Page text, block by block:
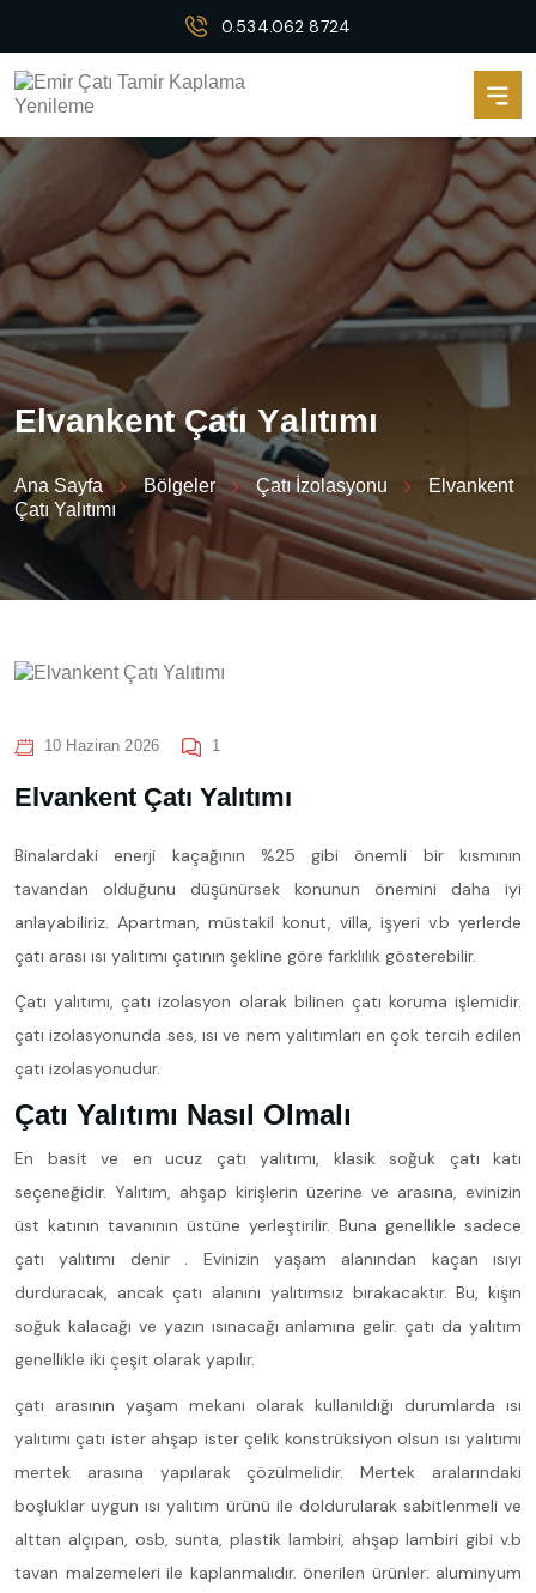
0.534.062 8724
Elvankent Çatı Yalıtımı
Ana Sayfa Bölgeler Çatı İzolasyonu
Elvankent
Çatı Yalıtımı
10 Haziran 2026 1
Elvankent Çatı Yalıtımı
Binalardaki enerji kaçağının %25 gibi önemli bir kısmının
tavandan olduğunu düşünürsek konunun önemini daha iyi
anlayabiliriz. Apartman, müstakil konut, villa, işyeri v.b yerlerde
çatı arası ısı yalıtımı çatının şekline göre farklılık gösterebilir.
Çatı yalıtımı, çatı izolasyon olarak bilinen çatı koruma işlemidir.
çatı izolasyonunda ses, ısı ve nem yalıtımları en çok tercih edilen
çatı izolasyonudur.
Çatı Yalıtımı Nasıl Olmalı
En basit ve en ucuz çatı yalıtımı, klasik soğuk çatı katı
seçeneğidir. Yalıtım, ahşap kirişlerin üzerine ve arasına, evinizin
üst katının tavanının üstüne yerleştirilir. Buna genellikle sadece
çatı yalıtımı denir . Evinizin yaşam alanından kaçan ısıyı
durduracak, ancak çatı alanını yalıtımsız bırakacaktır. Bu, kışın
soğuk kalacağı ve yazın ısınacağı anlamına gelir. çatı da yalıtım
genellikle iki çeşit olarak yapılır.
çatı arasının yaşam mekanı olarak kullanıldığı durumlarda ısı
yalıtımı çatı ister ahşap ister çelik konstrüksiyon olsun ısı yalıtımı
mertek arasına yapılarak çözülmelidir. Mertek aralarındaki
boşluklar uygun ısı yalıtım ürünü ile doldurularak sabitlenmeli ve
alttan alçıpan, osb, sunta, plastik lambiri, ahşap lambiri gibi v.b
tavan malzemeleri ile kaplanmalıdır. önerilen ürünler: aluminyum